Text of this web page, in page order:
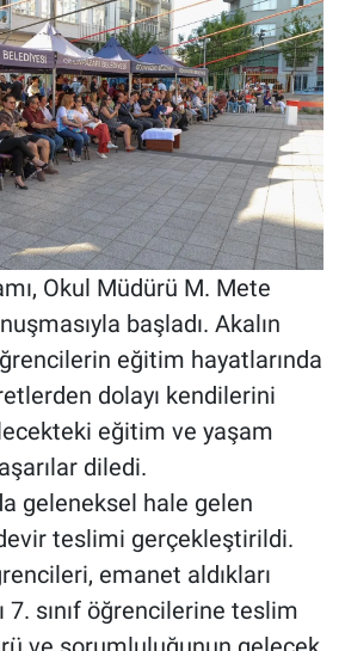
Okul Müdürü M. Mete
başladı. Akalın
eğitim hayatlarında
dolayı kendilerini
eğitim ve yaşam
diledi.
geleneksel hale gelen
teslimi gerçekleştirildi.
emanet aldıkları
7. sınıf öğrencilerine teslim